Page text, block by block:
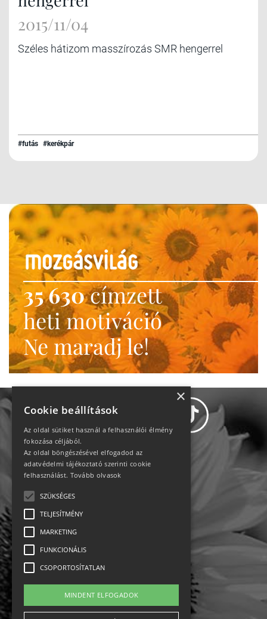
2015/11/04
Széles hátizom masszírozás SMR hengerrel
#futás #kerékpár
35 630címzett
heti motiváció
Ne maradj le!
Adatvédelem
Impresszum-kapcsolat
English
×
Cookie beállítások
Az oldal sütiket használ a felhasználói élmény
fokozása céljából.
Az oldal böngészésével elfogadod az
adatvédelmi tájékoztató szerinti cookie
felhasználást. Tovább olvasok
SZÜKSÉGES
TELJESÍTMÉNY
MARKETING
FUNKCIONÁLIS
CSOPORTOSÍTATLAN
MINDENT ELFOGADOK